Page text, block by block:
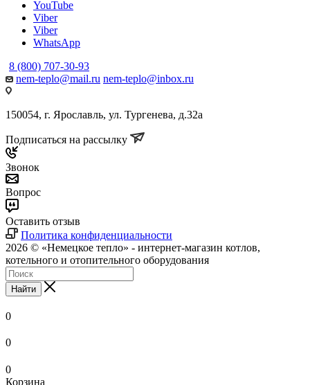
YouTube
Viber
Viber
WhatsApp
8 (800) 707-30-93
nem-teplo@mail.ru nem-teplo@inbox.ru
150054, г. Ярославль, ул. Тургенева, д.32а
Подписаться на рассылку
Звонок
Вопрос
Оставить отзыв
Политика конфиденциальности
2026 © «Немецкое тепло» - интернет-магазин котлов,
котельного и отопительного оборудования
Найти
0
0
0
Корзина